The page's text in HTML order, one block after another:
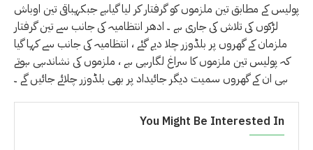
پولیس کے مطابق تین ملزموں کو گرفتار کر لیا گیاہے جبکہباقی تین اوباش
لڑکوں کی تلاش کی جاری ہے ۔ ادھر انتظامیہ کی جانب سے تین گرفتار
ملزمان کے گھروں پر بلڈوزر چلا دیے گئے ، انتظامیہ کی جانب سے کہا گیا
کہ پولیس تین ملزموں کا سراغ لگارہی ہے ، ملزموں کی نشاندہی ہوتے
ہی ان کے گھروں سمیت دیگر جائیداد پر بھی بلڈوزر چلائے جائیں گے ۔
You Might Be Interested In